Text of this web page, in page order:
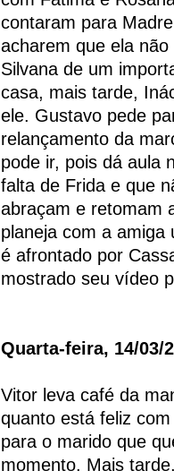
contaram para
acharem que ela
Silvana de um
casa, mais tarde,
ele. Gustavo pede
relançamento da
pode ir, pois dá aula
falta de Frida e que
abraçam e retomam
planeja com a amiga
é afrontado por
mostrado seu vídeo
Quarta-feira, 14/03/
Vitor leva café da
quanto está feliz
para o marido que
momento. Mais